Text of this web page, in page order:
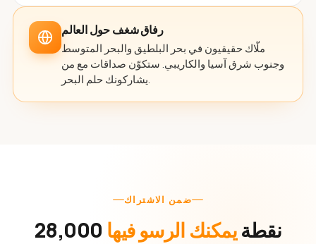
رفاق شغف حول العالم
ملّاك حقيقيون في بحر البلطيق والبحر المتوسط
وجنوب شرق آسيا والكاريبي. ستكوّن صداقات مع من
يشاركونك حلم البحر.
ضمن الاشتراك
28,000 نقطةيمكنك الرسو فيها